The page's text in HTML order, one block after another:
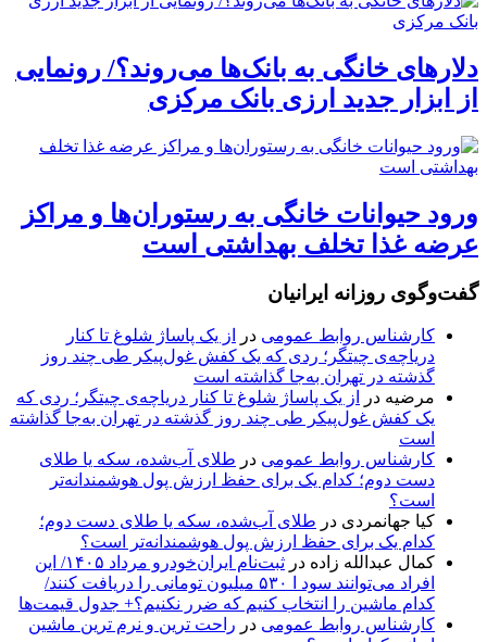
دلارهای خانگی به بانک‌ها می‌روند؟/ رونمایی
از ابزار جدید ارزی بانک مرکزی
ورود حیوانات خانگی به رستوران‌ها و مراکز
عرضه غذا تخلف بهداشتی است
گفت‌وگوی روزانه ایرانیان
کارشناس روابط عمومی در
از یک پاساژ شلوغ تا کنار
دریاچه‌ی چیتگر؛ ردی که یک کفش غول‌پیکر طی چند روز
گذشته در تهران به‌جا گذاشته است
مرضیه در
از یک پاساژ شلوغ تا کنار دریاچه‌ی چیتگر؛ ردی که
یک کفش غول‌پیکر طی چند روز گذشته در تهران به‌جا گذاشته
است
کارشناس روابط عمومی در طلای آب‌شده، سکه یا طلای
دست دوم؛ کدام یک برای حفظ ارزش پول هوشمندانه‌تر
است؟
کیا جهانمردی در طلای آب‌شده، سکه یا طلای دست دوم؛
کدام یک برای حفظ ارزش پول هوشمندانه‌تر است؟
کمال عبدالله زاده در
ثبت‌نام ایران‌خودرو مرداد ۱۴۰۵/ این
افراد می‌توانند سود ا ۵۳۰ میلیون تومانی را دریافت کنند/
کدام ماشین را انتخاب کنیم که ضرر نکنیم؟+ جدول قیمت‌ها
کارشناس روابط عمومی در راحت ترین و نرم ترین ماشین